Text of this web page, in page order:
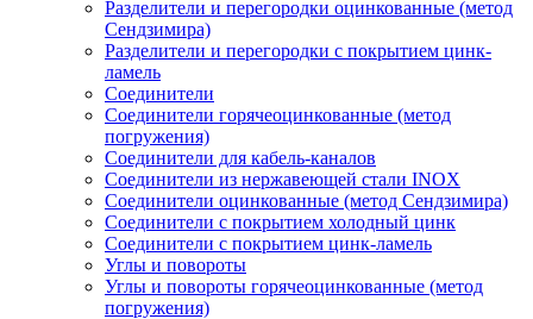
Разделители и перегородки оцинкованные (метод
Сендзимира)
Разделители и перегородки с покрытием цинк-
ламель
Соединители
Соединители горячеоцинкованные (метод
погружения)
Соединители для кабель-каналов
Соединители из нержавеющей стали INOX
Соединители оцинкованные (метод Сендзимира)
Соединители с покрытием холодный цинк
Соединители с покрытием цинк-ламель
Углы и повороты
Углы и повороты горячеоцинкованные (метод
погружения)